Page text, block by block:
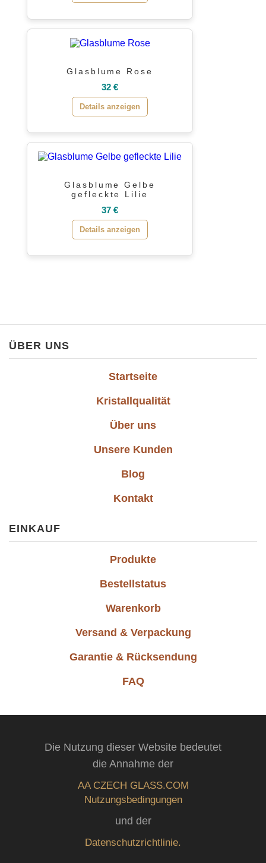
Glasblume Rose
32 €
Details anzeigen
Glasblume Gelbe
gefleckte Lilie
37 €
Details anzeigen
ÜBER UNS
Startseite
Kristallqualität
Über uns
Unsere Kunden
Blog
Kontakt
EINKAUF
Produkte
Bestellstatus
Warenkorb
Versand & Verpackung
Garantie & Rücksendung
FAQ
Die Nutzung dieser Website bedeutet
die Annahme der
AA CZECH GLASS.COM
Nutzungsbedingungen
und der
Datenschutzrichtlinie.